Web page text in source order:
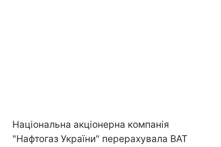
Національна акціонерна компанія
"Нафтогаз України" перерахувала ВАТ